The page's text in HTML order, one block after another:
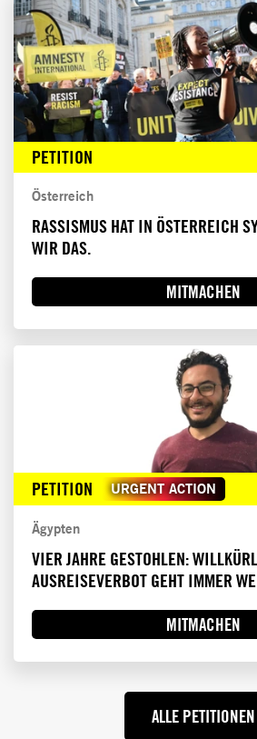
PETITION
Österreich
RASSISMUS HAT IN ÖSTERREICH
WIR DAS.
MITMACHEN
PETITION URGENT ACTION
Ägypten
VIER JAHRE GESTOHLEN:
AUSREISEVERBOT GEHT IMMER
MITMACHEN
ALLE PETITIONEN